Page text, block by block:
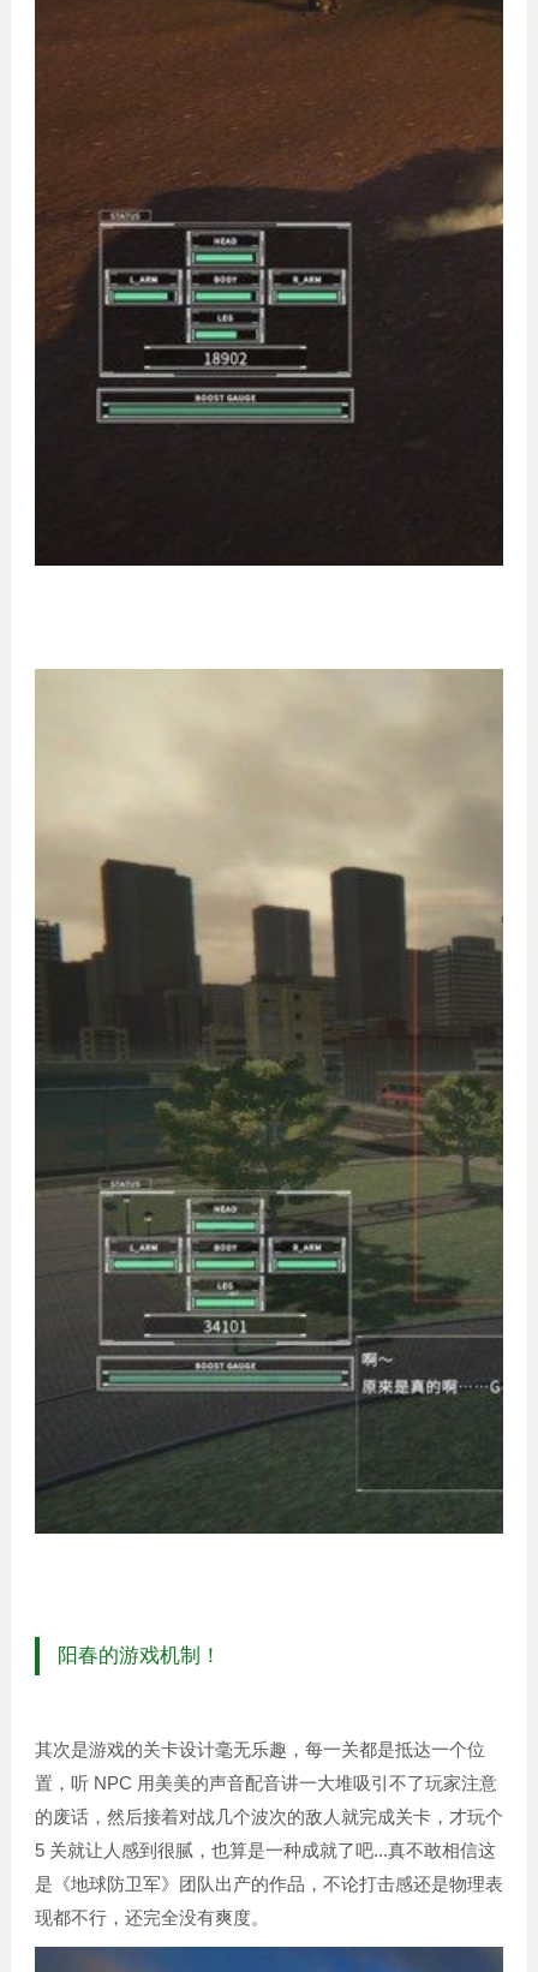
阳春的游戏机制！
其次是游戏的关卡设计毫无乐趣，每一关都是抵达一个位
置，听 NPC 用美美的声音配音讲一大堆吸引不了玩家注意
的废话，然后接着对战几个波次的敌人就完成关卡，才玩个
5 关就让人感到很腻，也算是一种成就了吧...真不敢相信这
是《地球防卫军》团队出产的作品，不论打击感还是物理表
现都不行，还完全没有爽度。